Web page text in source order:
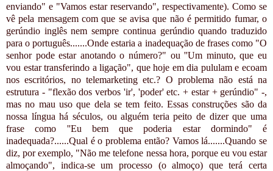
enviando" e "Vamos estar reservando", respectivamente). Como se
vê pela mensagem com que se avisa que não é permitido fumar, o
gerúndio inglês nem sempre continua gerúndio quando traduzido
para o português.......Onde estaria a inadequação de frases como "O
senhor pode estar anotando o número?" ou ''Um minuto, que eu
vou estar transferindo a ligação", que hoje em dia pululam e ecoam
nos escritórios, no telemarketing etc.? O problema não está na
estrutura - "flexão dos verbos 'ir', 'poder' etc. + estar + gerúndio" -,
mas no mau uso que dela se tem feito. Essas construções são da
nossa língua há séculos, ou alguém teria peito de dizer que uma
frase como ''Eu bem que poderia estar dormindo" é
inadequada?......Qual é o problema então? Vamos lá.......Quando se
diz, por exemplo, "Não me telefone nessa hora, porque eu vou estar
almoçando", indica-se um processo (o almoço) que terá certa